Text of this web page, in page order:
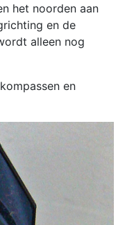
het noorden aan
en de
alleen nog
en